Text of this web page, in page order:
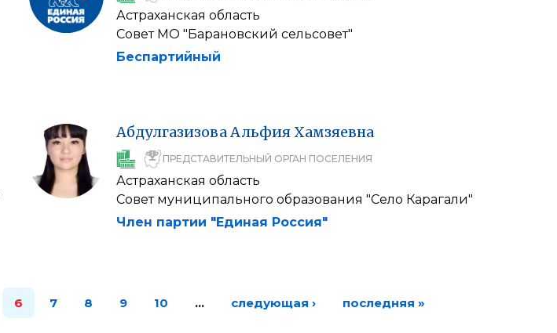
Астраханская область
Совет МО "Барановский сельсовет"
Беспартийный
АбдулгазизоваАльфияХамзяевна
ПРЕДСТАВИТЕЛЬНЫЙ ОРГАН ПОСЕЛЕНИЯ
Астраханская область
Совет муниципального образования "Село Карагали"
Член партии "Единая Россия"
6 7 8 9 10 … следующая › последняя »